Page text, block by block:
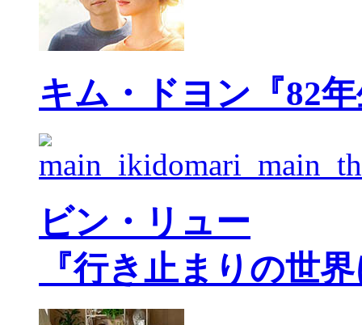
キム・ドヨン『82
ビン・リュー
『行き止まりの世